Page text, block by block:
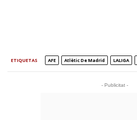
ETIQUETAS AFE Atlètic De Madrid LALIGA
- Publicitat -